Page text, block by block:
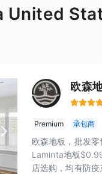
欧森
Premium 承包商
欧森地板，批发
Laminta地板
店选购，均有防